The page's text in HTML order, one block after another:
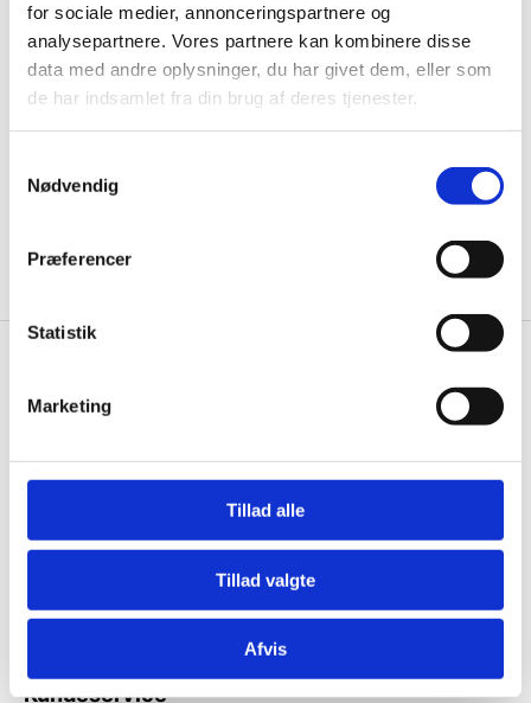
for sociale medier, annonceringspartnere og
analysepartnere. Vores partnere kan kombinere disse
data med andre oplysninger, du har givet dem, eller som
de har indsamlet fra din brug af deres tjenester.
Nødvendig
Præferencer
Statistik
Marketing
Tillad alle
Tillad valgte
Afvis
Lynhurtig levering
Mere end 10.000 produkter på lager
10.000 m2 lager
Kontakt kundeservice 97 15 31 11
7430 Ikast
Åbningstider
Mandag til torsdag fra 08:00 – 15:30.
Fredag fra 08.00 – 13.00.
Kundeservice